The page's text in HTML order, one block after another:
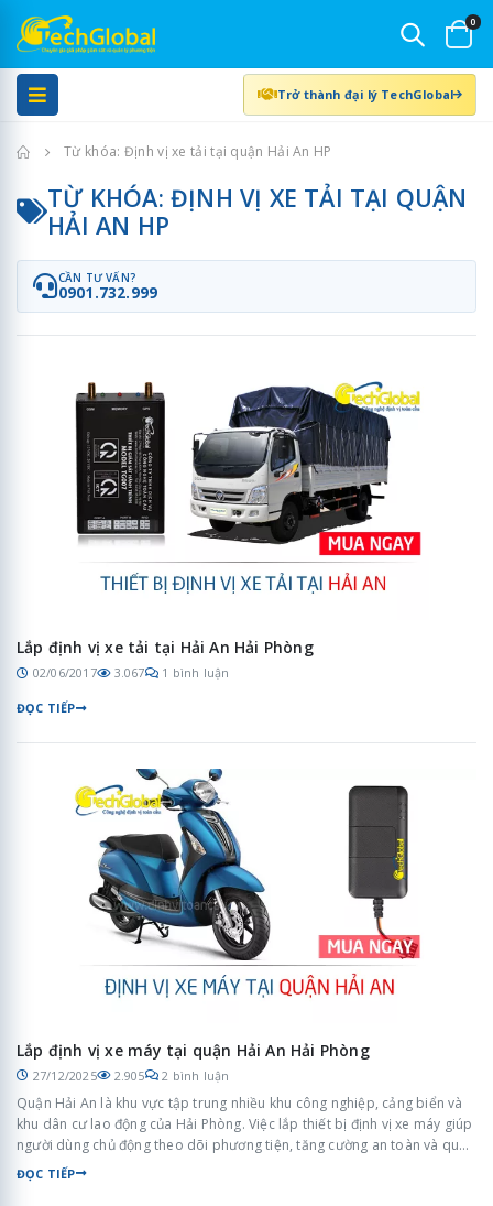
0
Trở thành đại lý TechGlobal
Trang chủTừ khóa: Định vị xe tải tại quận Hải An HP
TỪ KHÓA: ĐỊNH VỊ XE TẢI TẠI QUẬN
HẢI AN HP
CẦN TƯ VẤN?
0901.732.999
Lắp định vị xe tải tại Hải An Hải Phòng
02/06/2017 3.067 1 bình luận
ĐỌC TIẾP
Lắp định vị xe máy tại quận Hải An Hải Phòng
27/12/2025 2.905 2 bình luận
Quận Hải An là khu vực tập trung nhiều khu công nghiệp, cảng biển và
khu dân cư lao động của Hải Phòng. Việc lắp thiết bị định vị xe máy giúp
người dùng chủ động theo dõi phương tiện, tăng cường an toàn và quản
lý xe hiệu quả trong môi trường di chuyển thường xuyên.
ĐỌC TIẾP